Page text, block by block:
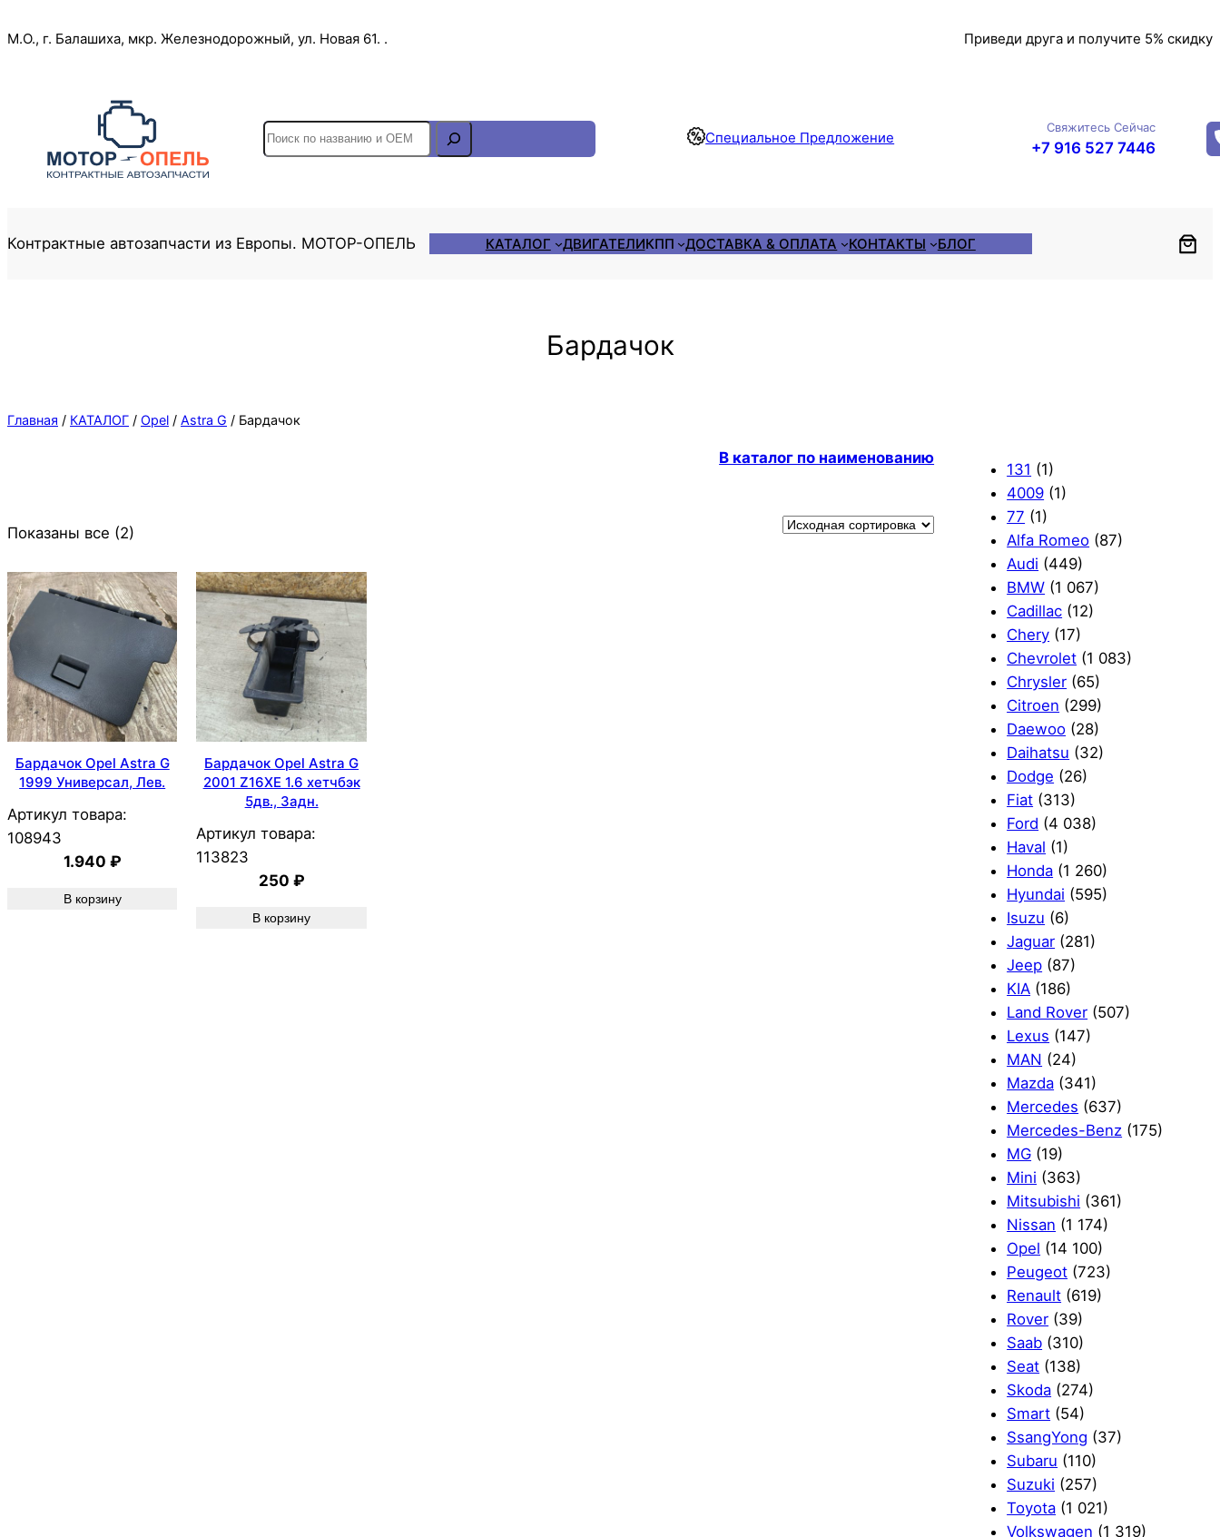
к
М.О., г. Балашиха, мкр. Железнодорожный, ул. Новая 61. . Приведи друга и получите 5% скидку
S
e
h
Специальное Предложение
Свяжитесь Сейчас
+7 916 527 7446
Контрактные автозапчасти из Европы. МОТОР-ОПЕЛЬ КАТАЛОГ ДВИГАТЕЛИКПП ДОСТАВКА & ОПЛАТА КОНТАКТЫ БЛОГ
Бардачок
Главная / КАТАЛОГ / Opel / Astra G / Бардачок
В каталог по наименованию
Показаны все (2)
Бардачок Opel Astra G
1999 Универсал, Лев.
Артикул товара:
108943
1.940 ₽
В корзину
Бардачок Opel Astra G
2001 Z16XE 1.6 хетчбэк
5дв., Задн.
Артикул товара:
113823
250 ₽
В корзину
131 (1)
4009 (1)
77 (1)
Alfa Romeo (87)
Audi (449)
BMW (1 067)
Cadillac (12)
Chery (17)
Chevrolet (1 083)
Chrysler (65)
Citroen (299)
Daewoo (28)
Daihatsu (32)
Dodge (26)
Fiat (313)
Ford (4 038)
Haval (1)
Honda (1 260)
Hyundai (595)
Isuzu (6)
Jaguar (281)
Jeep (87)
KIA (186)
Land Rover (507)
Lexus (147)
MAN (24)
Mazda (341)
Mercedes (637)
Mercedes-Benz (175)
MG (19)
Mini (363)
Mitsubishi (361)
Nissan (1 174)
Opel (14 100)
Peugeot (723)
Renault (619)
Rover (39)
Saab (310)
Seat (138)
Skoda (274)
Smart (54)
SsangYong (37)
Subaru (110)
Suzuki (257)
Toyota (1 021)
Volkswagen (1 319)